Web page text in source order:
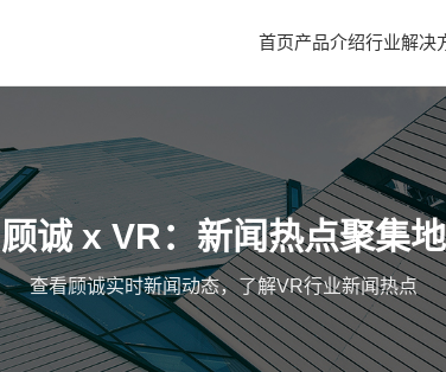
首页产品介绍行业解决
顾诚 x VR：新闻热点聚集地
查看顾诚实时新闻动态，了解VR行业新闻热点